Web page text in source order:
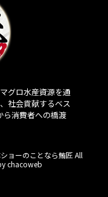
グロ水産資源を通
社会貢献するベス
ら消費者への橋渡
ョーのことなら鮪匠 All
chacoweb